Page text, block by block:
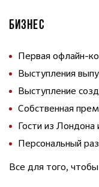
БИЗНЕС
Первая офлайн-
Выступления
Выступление
Собственная
Гости из
Персональный
Все для того,